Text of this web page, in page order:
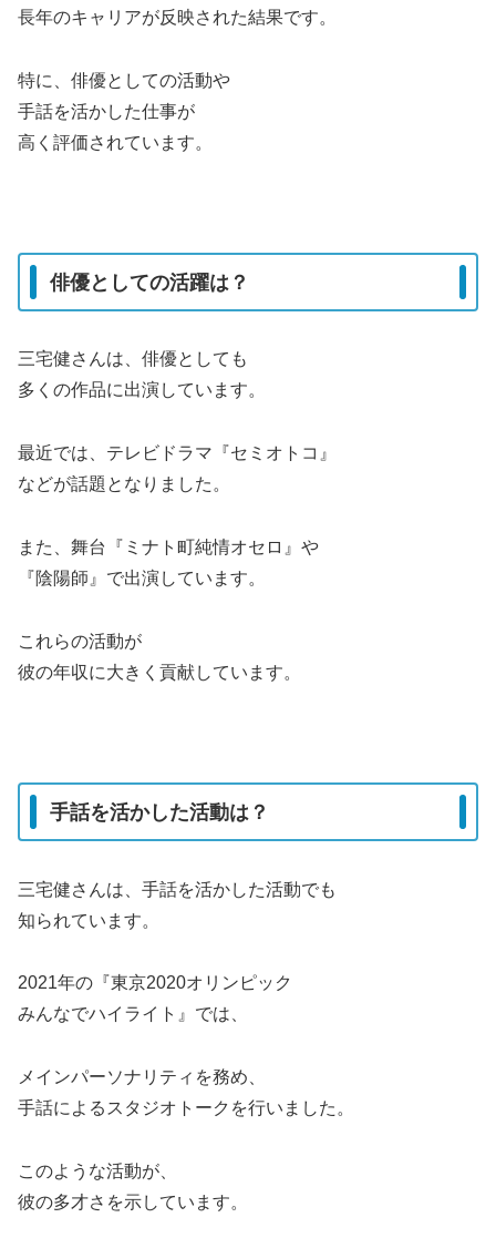
長年のキャリアが反映された結果です。
特に、俳優としての活動や
手話を活かした仕事が
高く評価されています。
俳優としての活躍は？
三宅健さんは、俳優としても
多くの作品に出演しています。
最近では、テレビドラマ『セミオトコ』
などが話題となりました。
また、舞台『ミナト町純情オセロ』や
『陰陽師』で出演しています。
これらの活動が
彼の年収に大きく貢献しています。
手話を活かした活動は？
三宅健さんは、手話を活かした活動でも
知られています。
2021年の『東京2020オリンピック
みんなでハイライト』では、
メインパーソナリティを務め、
手話によるスタジオトークを行いました。
このような活動が、
彼の多才さを示しています。